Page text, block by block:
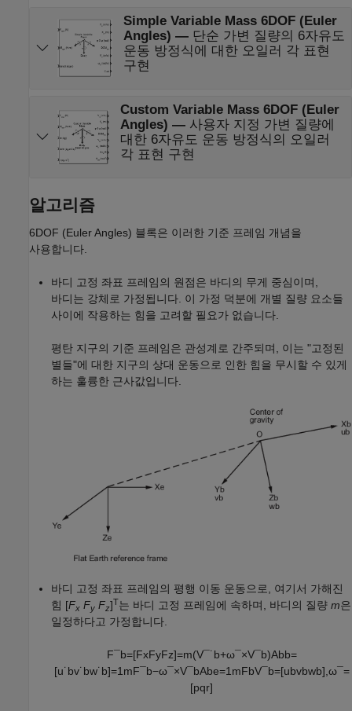
Simple Variable Mass 6DOF (Euler
Angles) — 단순 가변 질량의 6자유도
운동 방정식에 대한 오일러 각 표현
구현
Custom Variable Mass 6DOF (Euler
Angles) — 사용자 지정 가변 질량에
대한 6자유도 운동 방정식의 오일러
각 표현 구현
알고리즘
6DOF (Euler Angles) 블록은 이러한 기준 프레임 개념을
사용합니다.
바디 고정 좌표 프레임의 원점은 바디의 무게 중심이며,
바디는 강체로 가정됩니다. 이 가정 덕분에 개별 질량 요소들
사이에 작용하는 힘을 고려할 필요가 없습니다.
평탄 지구의 기준 프레임은 관성계로 간주되며, 이는 "고정된
별들"에 대한 지구의 상대 운동으로 인한 힘을 무시할 수 있게
하는 훌륭한 근사값입니다.
바디 고정 좌표 프레임의 평행 이동 운동으로, 여기서 가해진
힘 [Fx Fy Fz]T는 바디 고정 프레임에 속하며, 바디의 질량 m은
일정하다고 가정합니다.
F¯b=[FxFyFz]=m(V¯˙b+ω¯×V¯b)Abb=
[u˙bv˙bw˙b]=1 mF¯b−ω¯×V¯bAbe=1 mFbV¯b=[ubvbwb] ω¯=
[pqr]